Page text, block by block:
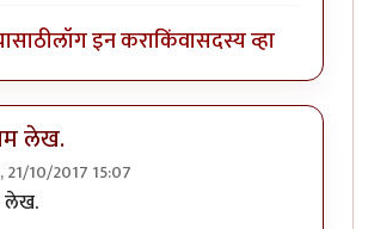
लॉग इन कराकिंवासदस्य व्हा
लेख.
21/10/2017 15:07
लेख.